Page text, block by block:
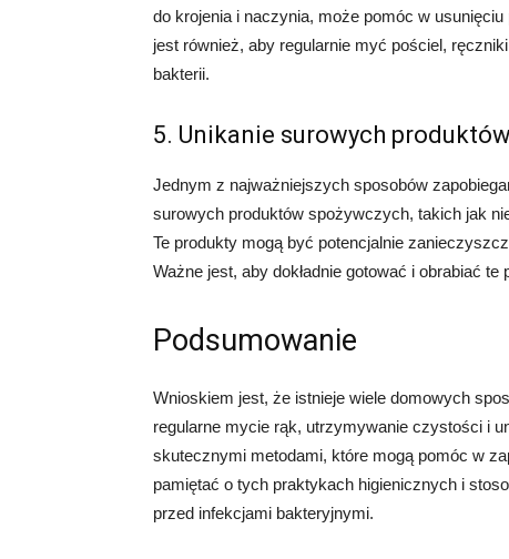
do krojenia i naczynia, może pomóc w
jest również, aby regularnie myć pościel,
bakterii.
5. Unikanie surowych
Jednym z najważniejszych sposobów
surowych produktów spożywczych, takich jak
Te produkty mogą być potencjalnie
Ważne jest, aby dokładnie gotować i obrabiać
Podsumowanie
Wnioskiem jest, że istnieje wiele domowych
regularne mycie rąk, utrzymywanie czystości i
skutecznymi metodami, które mogą pomóc w
pamiętać o tych praktykach higienicznych i
przed infekcjami bakteryjnymi.